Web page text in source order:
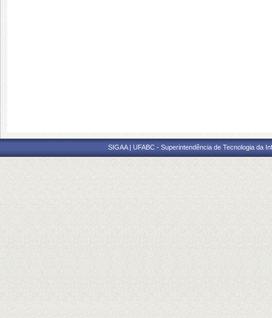
SIGAA | UFABC - Superintendência de Tecnologia da